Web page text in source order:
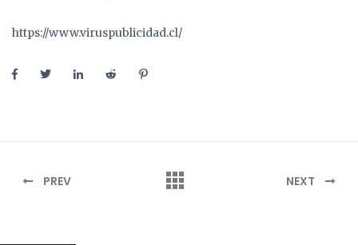
https://www.viruspublicidad.cl/
PREV NEXT